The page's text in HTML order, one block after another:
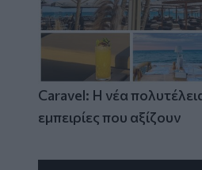
Caravel: Η νέα
εμπειρίες που αξίζουν